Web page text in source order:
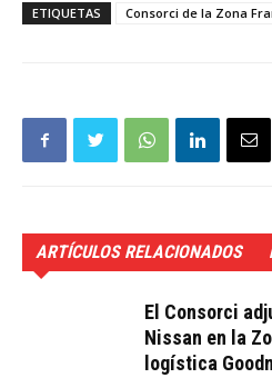
ETIQUETAS Consorci de la Zona
ARTÍCULOS RELACIONADOS
El Consorci
Nissan en la
logística